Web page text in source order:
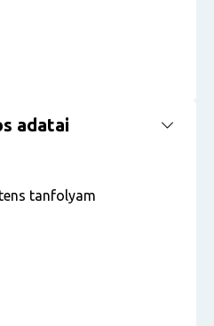
adatai
tanfolyam